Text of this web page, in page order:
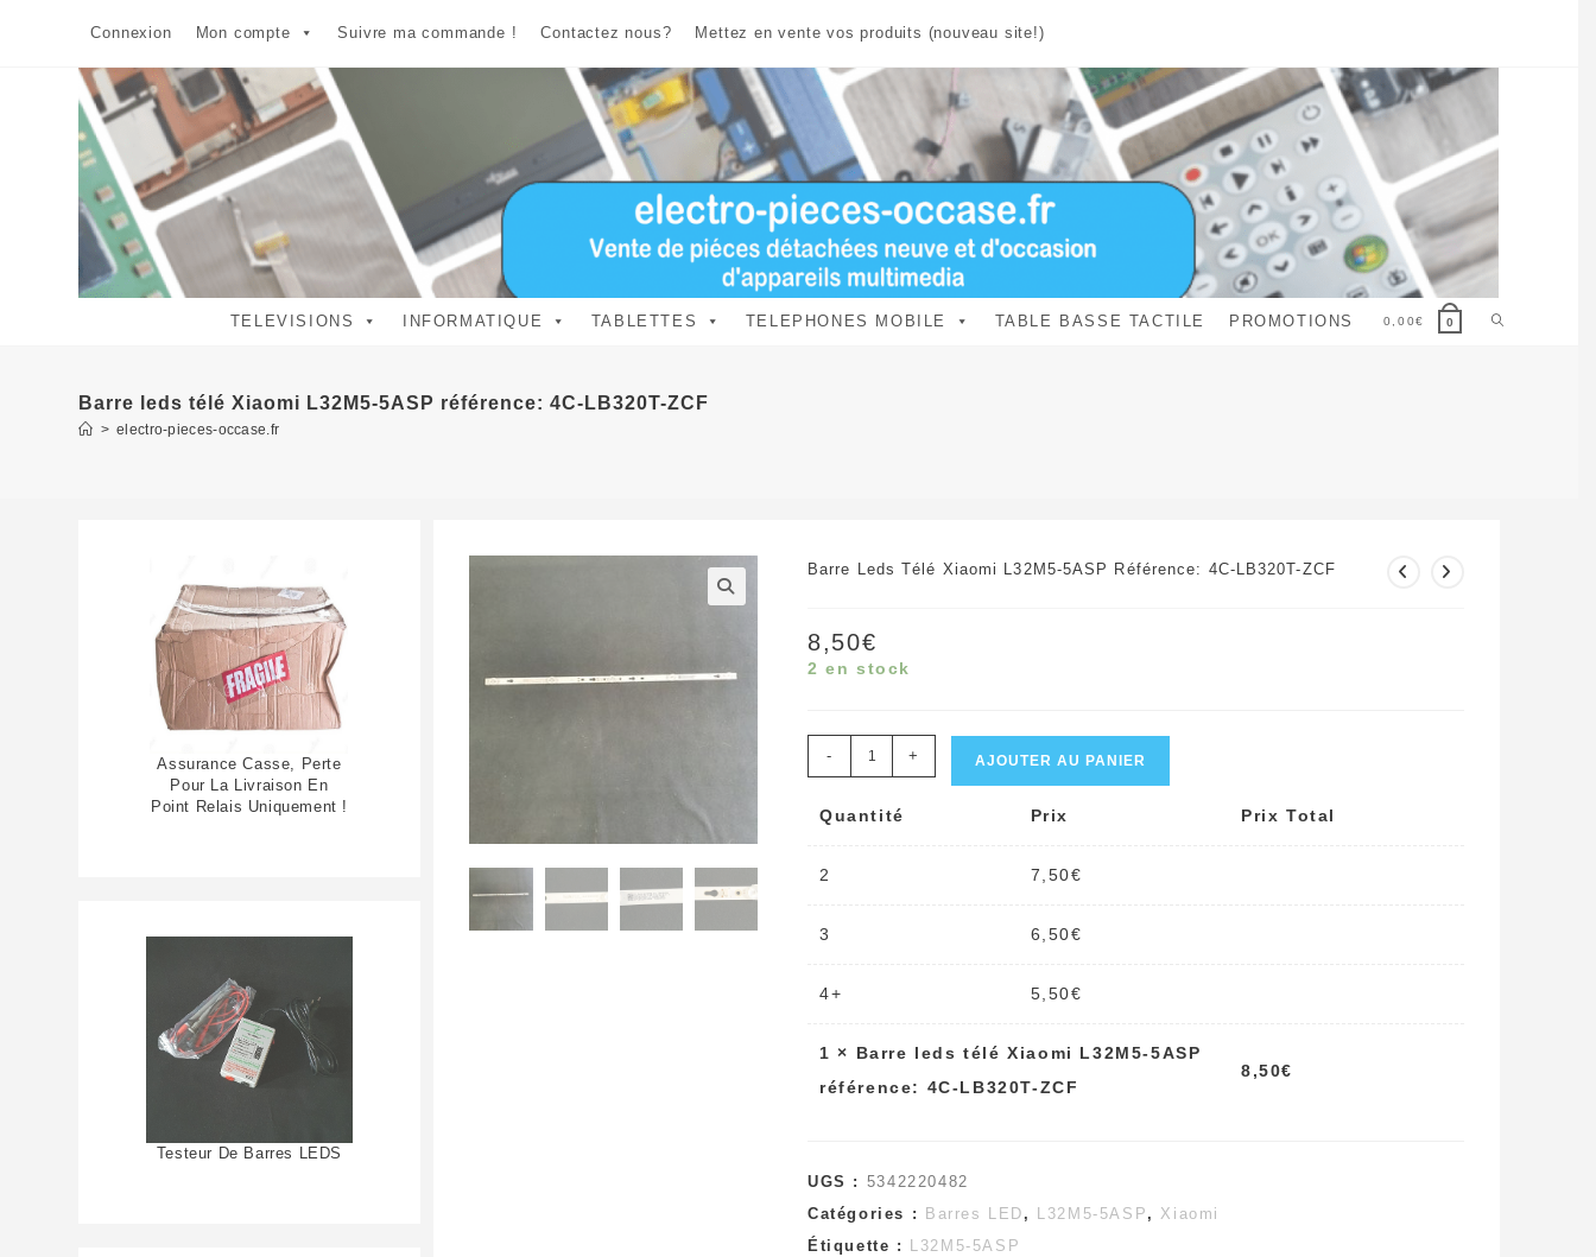
Connexion Mon compte Suivre ma commande ! Contactez nous? Mettez en vente vos produits (nouveau site!)
TELEVISIONS INFORMATIQUE TABLETTES TELEPHONES MOBILE TABLE BASSE TACTILE PROMOTIONS 0,00€ 0 Toggle
Barre leds télé Xiaomi L32M5-5ASP référence: 4C-LB320T-ZCF
> electro-pieces-occase.fr
Barre Leds Télé Xiaomi L32M5-5ASP Référence: 4C-LB320T-ZCF
8,50€
2 en stock
quantité
Barre
5ASP
4C-
LB320T-
- + AJOUTER AU PANIER
Quantité Prix Prix Total
2 7,50€
3 6,50€
4+ 5,50€
1 × Barre leds télé Xiaomi L32M5-5ASP
référence: 4C-LB320T-ZCF
8,50€
UGS : 5342220482
Catégories :
Barres LED , L32M5-5ASP ,Xiaomi
Étiquette :
L32M5-5ASP
Assurance Casse, Perte
Pour La Livraison En
Point Relais Uniquement !
Testeur De Barres LEDS